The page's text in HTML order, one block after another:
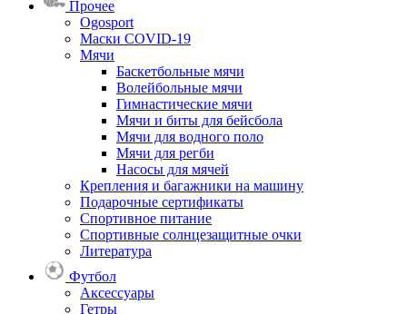
Прочее
Ogosport
Маски COVID-19
Мячи
Баскетбольные мячи
Волейбольные мячи
Гимнастические мячи
Мячи и биты для бейсбола
Мячи для водного поло
Мячи для регби
Насосы для мячей
Крепления и багажники на машину
Подарочные сертификаты
Спортивное питание
Спортивные солнцезащитные очки
Литература
Футбол
Аксессуары
Гетры